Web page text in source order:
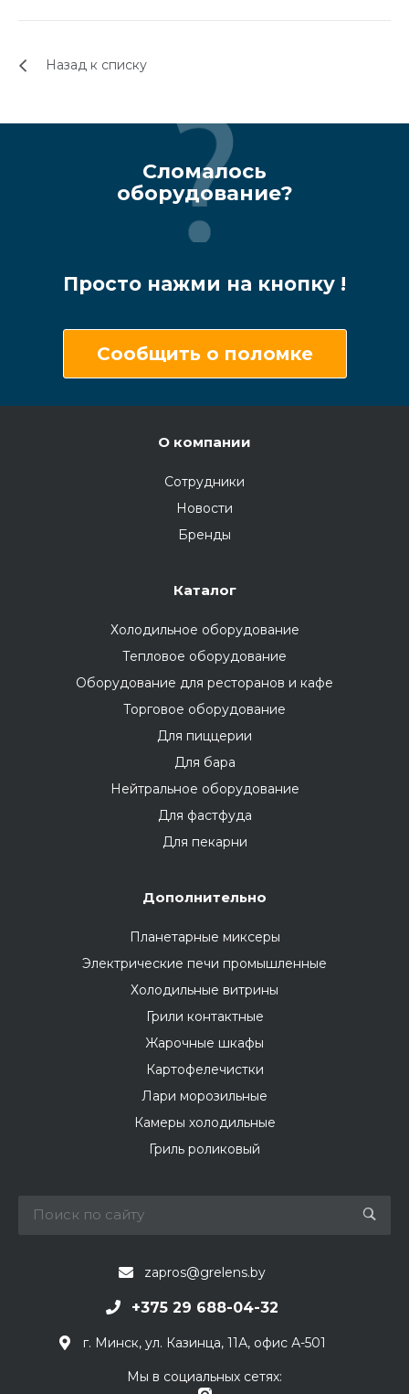
Назад к списку
Сломалось
оборудование?
Просто нажми на кнопку !
Сообщить о поломке
О компании
Сотрудники
Новости
Бренды
Каталог
Холодильное оборудование
Тепловое оборудование
Оборудование для ресторанов и кафе
Торговое оборудование
Для пиццерии
Для бара
Нейтральное оборудование
Для фастфуда
Для пекарни
Дополнительно
Планетарные миксеры
Электрические печи промышленные
Холодильные витрины
Грили контактные
Жарочные шкафы
Картофелечистки
Лари морозильные
Камеры холодильные
Гриль роликовый
zapros@grelens.by
+375 29 688-04-32
г. Минск, ул. Казинца, 11А, офис А-501
Мы в социальных сетях: